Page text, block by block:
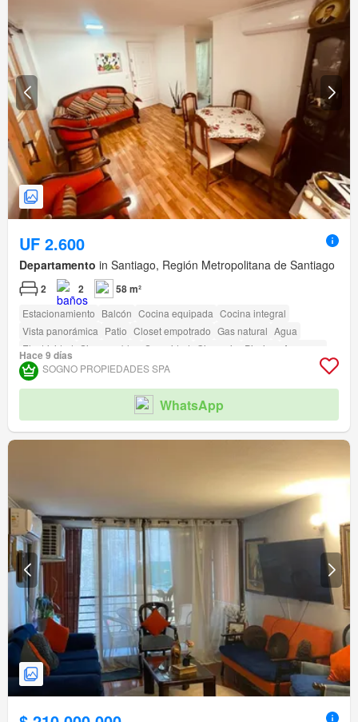
UF 2.600
Departamento in Santiago, Región Metropolitana de Santiago
2 2 58 m²
Estacionamiento Balcón Cocina equipada Cocina integral
Vista panorámica Patio Closet empotrado Gas natural Agua
Electricidad Sin amueblar Seguridad Gimnasio Piscina
Ascensor
Jardín Conserje Caseta de vigilancia
Acceso para personas con discapacidad
Hace 9 días
SOGNO PROPIEDADES SPA
WhatsApp